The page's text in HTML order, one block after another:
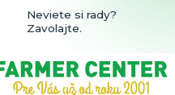
Neviete si rady?
Zavolajte.